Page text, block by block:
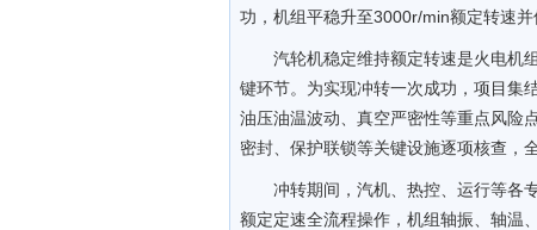
功，机组平稳升至3000r/min额定转速
汽轮机稳定维持额定转速是火电机
键环节。为实现冲转一次成功，项目集
油压油温波动、真空严密性等重点风险
密封、保护联锁等关键设施逐项核查，
冲转期间，汽机、热控、运行等各
额定定速全流程操作，机组轴振、轴温